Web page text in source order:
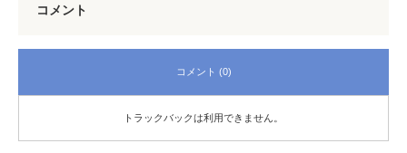
コメント
コメント (0)
トラックバックは利用できません。